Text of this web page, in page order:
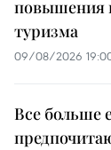
повышения
туризма
09/08/2026
Все больше